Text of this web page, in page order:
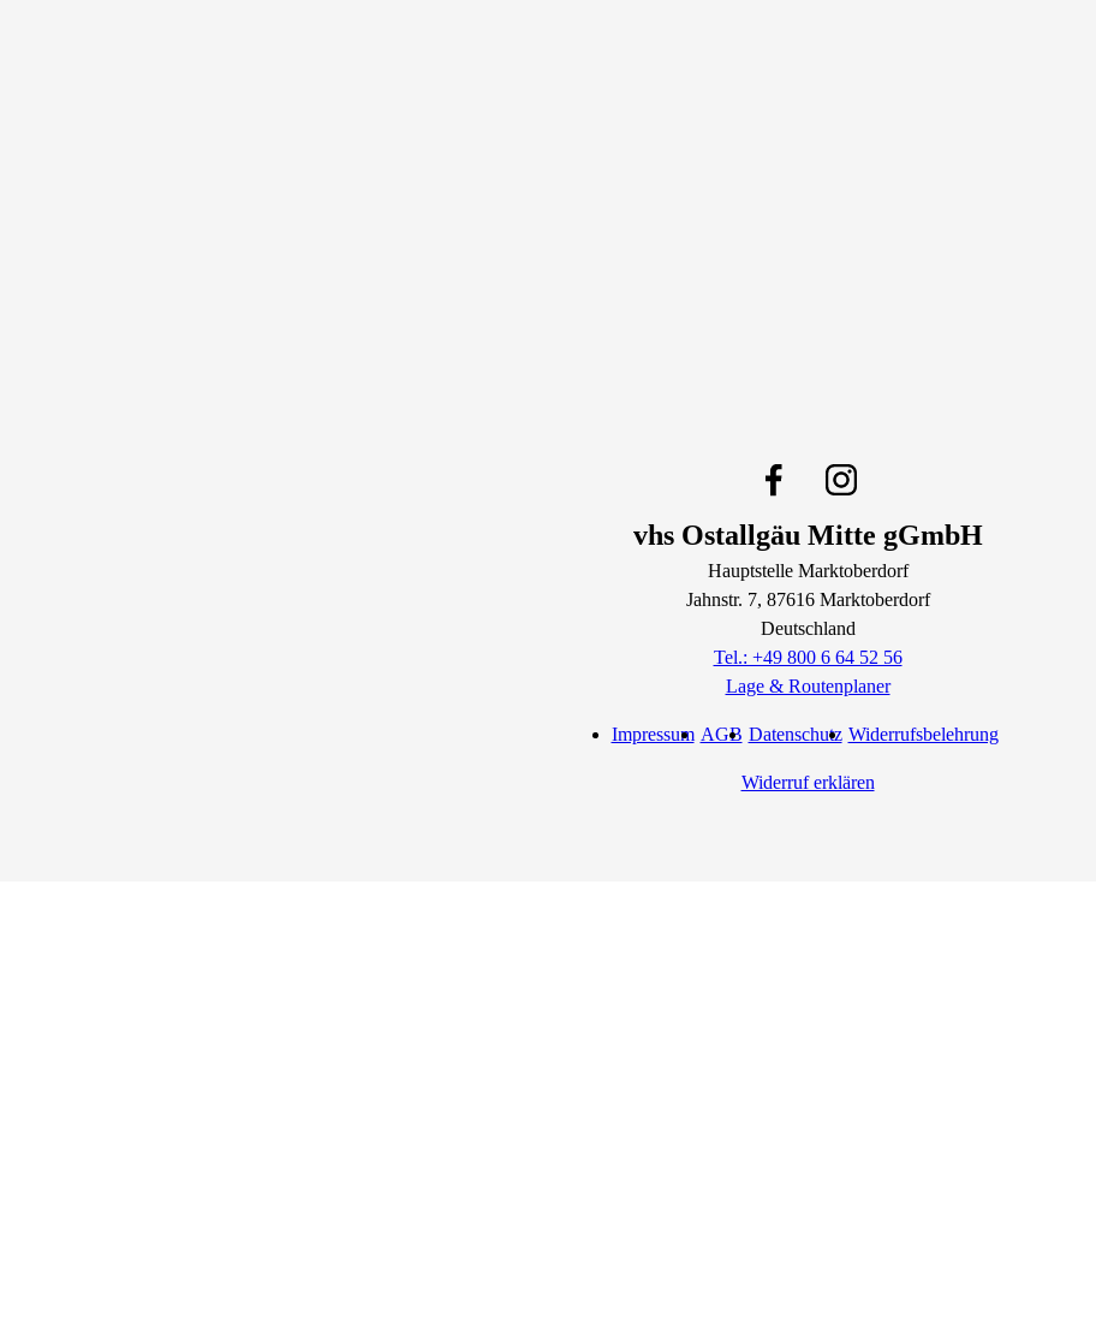
vhs Ostallgäu Mitte gGmbH
Hauptstelle Marktoberdorf
Jahnstr. 7, 87616 Marktoberdorf
Deutschland
Tel.: +49 800 6 64 52 56
Lage & Routenplaner
Impressum AGB Datenschutz Widerrufsbelehrung
Widerruf erklären